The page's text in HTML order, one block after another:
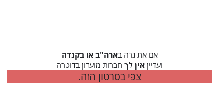
אם את גרה בארה"ב או בקנדה
ועדיין אין לך חברות מועדון בדוטרה
צפי בסרטון הזה.